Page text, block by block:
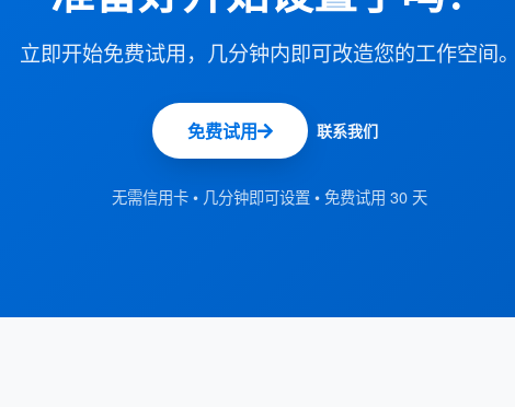
立即开始免费试用，几分钟内即可改造您的工作空间
免费试用 联系我们
无需信用卡 • 几分钟即可设置 • 免费试用 30 天